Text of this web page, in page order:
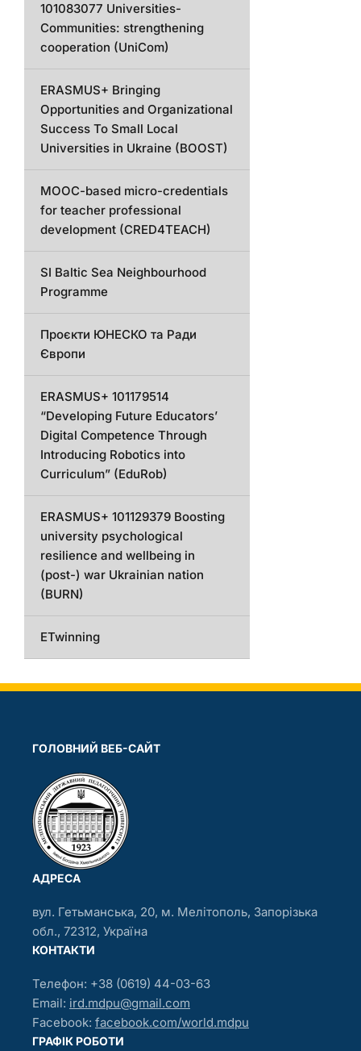
101083077 Universities-
Communities: strengthening
cooperation (UniCom)
ERASMUS+ Bringing
Opportunities and Organizational
Success To Small Local
Universities in Ukraine (BOOST)
MOOC-based micro-credentials
for teacher professional
development (CRED4TEACH)
SI Baltic Sea Neighbourhood
Programme
Проєкти ЮНЕСКО та Ради
Європи
ERASMUS+ 101179514
“Developing Future Educators’
Digital Competence Through
Introducing Robotics into
Curriculum” (EduRob)
ERASMUS+ 101129379 Boosting
university psychological
resilience and wellbeing in
(post-) war Ukrainian nation
(BURN)
ETwinning
ГОЛОВНИЙ ВЕБ-САЙТ
АДРЕСА
вул. Гетьманська, 20, м. Мелітополь, Запорізька
обл., 72312, Україна
КОНТАКТИ
Телефон: +38 (0619) 44-03-63
Email: ird.mdpu@gmail.com
Facebook: facebook.com/world.mdpu
ГРАФIК РОБОТИ